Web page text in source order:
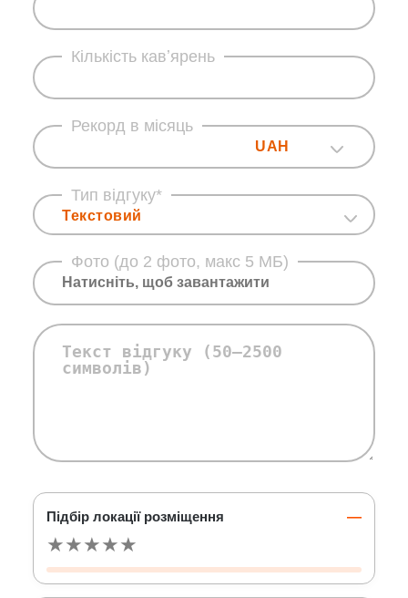
Кількість кавʼярень
Рекорд в місяць
UAH
Тип відгуку*
Текстовий
Фото (до 2 фото, макс 5 МБ)
Натисніть, щоб завантажити
Підбір локації розміщення —
★★★★★